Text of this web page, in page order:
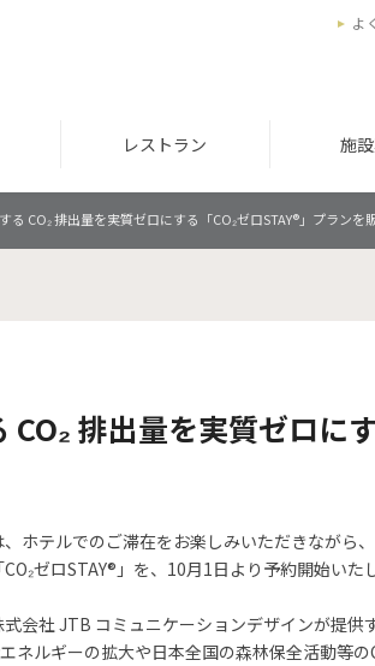
レストラン 施
よ
る CO₂ 排出量を実質ゼロにする「CO₂ゼロSTAY®」プランを
排出量を実質ゼロに
ホテルでのご滞在をお楽しみいただきながら
ゼロSTAY®」を、10月1日より予約開始いた
会社 JTB コミュニケーションデザインが提供
ネルギーの拡大や日本全国の森林保全活動等